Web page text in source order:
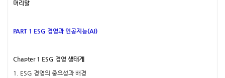
머리말
PART 1 ESG 경영과 인공지능(AI)
Chapter 1 ESG 경영 생태계
1. ESG 경영의 중요성과 배경